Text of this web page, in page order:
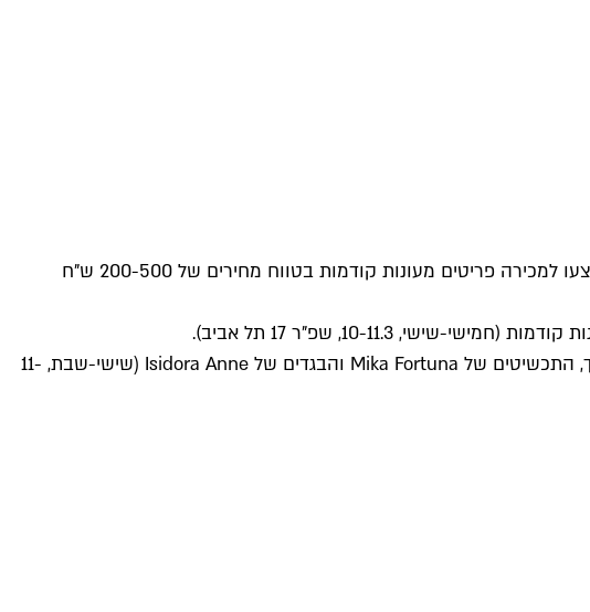
לרגל השקת הקולקציה החדשה שלה, מעניקה המעצבת מאיה בש 10 אחוזי הנחה על כל הפריטים החדשים. במקביל יוצעו למכירה פריטים מעונות קודמות בטווח מחירים של 200-500 ש"ח
שלוש מעצבות מקומיות חוברות יחדיו לאירוע מכירה חד פעמי, בו יוענקו עד 70 אחוזי הנחה על התיקים של מעיין אורבך, התכשיטים של Mika Fortuna והבגדים של Isidora Anne (שישי-שבת, 11-